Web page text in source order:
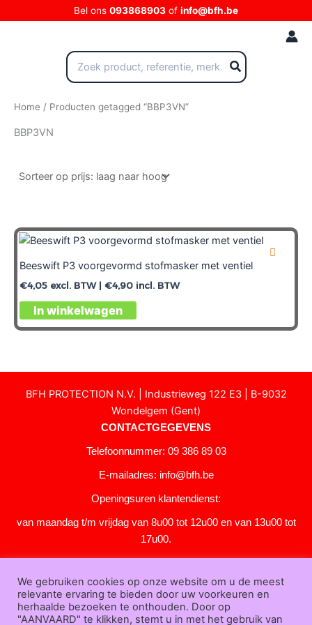
naar
Bel ons 093868903 of info@bfh.be
Zoeken
naar:
Home / Producten getagged “BBP3VN”
BBP3VN
Beeswift P3 voorgevormd stofmasker met ventiel
€4,05 excl. BTW | €4,90 incl. BTW
In winkelwagen
BFH PROTECTION N.V. | Industrieweg 122 E3 | B-9032
Wondelgem (Gent)
CONTACTGEGEVENS
Telefoonnummer: 09 386 89 03
E-mailadres: info@bfh.be
Openingsuren klantendienst:
van maandag t/m vrijdag van 8u00 tot 12u00 en van 13u00 tot
17u00.
KLANTENSERVICE
Over
ons|Bedrijfsgegevens|F.A.Q.|Bestelprocedure|Betaling|
We gebruiken cookies op onze website om u de meest
relevante ervaring te bieden door uw voorkeuren en
herhaalde bezoeken te onthouden. Door op
"AANVAARD" te klikken, stemt u in met het gebruik van